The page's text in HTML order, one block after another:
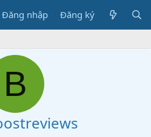
Đăng nhập Đăng ký
B